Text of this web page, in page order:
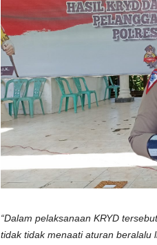
“Dalam pelaksanaan KRYD
tidak tidak menaati aturan beralalu